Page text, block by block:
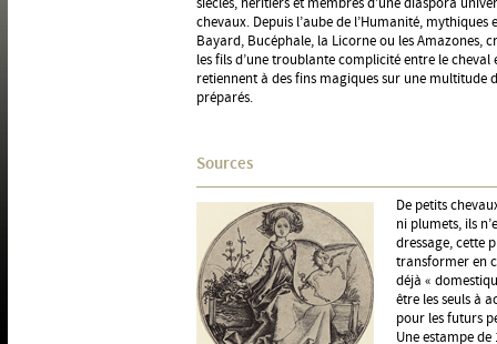
chevaux. Depuis l’aube de l’Humanité, mythiques
Bayard, Bucéphale, la Licorne ou les Amazones,
les fils d’une troublante complicité entre le cheval
retiennent à des fins magiques sur une multitude
préparés.
Sources
De petits
ni plumets, ils
dressage, cette
transformer en
déjà «
être les seuls à
pour les futurs
Une estampe